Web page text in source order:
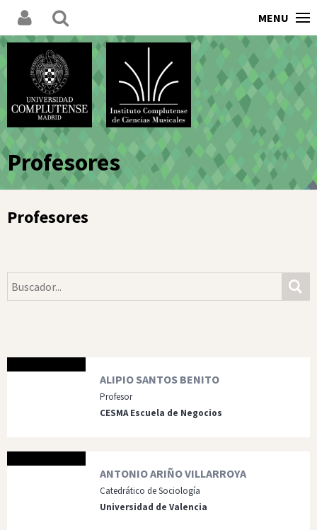
MENU
Profesores
Profesores
ALIPIO SANTOS BENITO
Profesor
CESMA Escuela de Negocios
ANTONIO ARIÑO VILLARROYA
Catedrático de Sociología
Universidad de Valencia